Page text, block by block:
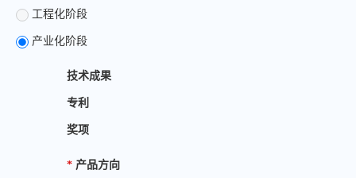
工程化阶段
产业化阶段
技术成果
专利
奖项
* 产品方向